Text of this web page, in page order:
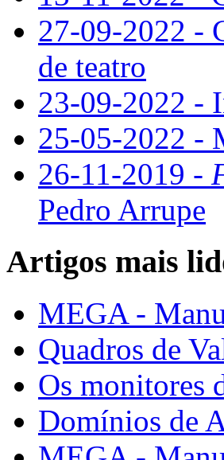
27-09-2022 -
de teatro
23-09-2022 -
25-05-2022 -
26-11-2019 -
Pedro Arrupe
Artigos mais
MEGA -
Quadros de
Os monitores
Domínios de